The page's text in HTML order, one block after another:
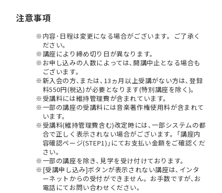
注意事項
内容･日程は変更になる場合がございます。ご了承く
ださい。
講座により締め切り日が異なります。
お申し込みの人数によっては､開講中止となる場合も
ございます。
新入会の方､または､13ヵ月以上受講がない方は､登録
料550円(税込)が必要となります(特別講座を除く)。
受講料には維持管理費が含まれています。
一部の講座の受講料には音楽著作権使用料が含まれて
います。
受講料(維持管理費含む)改定時には､一部システムの都
合で正しく表示されない場合がございます。｢講座内
容確認ページ(STEP1)｣にてお支払い金額をご確認くだ
さい。
一部の講座を除き､見学を受け付けております。
[受講申し込み]ボタンが表示されない講座は､インタ
ーネットからの受付ができません。お手数ですが､お
電話にてお問い合わせください。